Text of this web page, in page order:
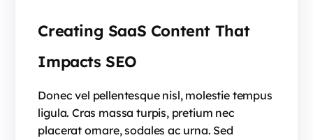
Creating SaaS Content That
Impacts SEO
Donec vel pellentesque nisl, molestie tempus
ligula. Cras massa turpis, pretium nec
placerat ornare, sodales ac urna. Sed